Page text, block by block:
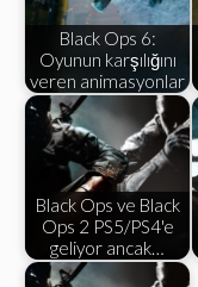
Black Ops 6:
Oyunun karşılığını
veren animasyonlar
Black Ops ve Black
Ops 2 PS5/PS4'e
geliyor ancak…